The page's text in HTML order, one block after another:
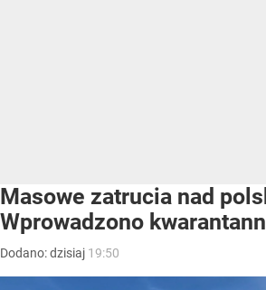
Masowe zatrucia nad
Wprowadzono
Dodano:dzisiaj 19:50